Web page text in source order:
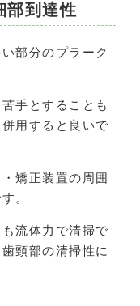
部到達性
部分のプラーク
手とすることも
用すると良いで
矯正装置の周囲
。
流体力で清掃で
頸部の清掃性に